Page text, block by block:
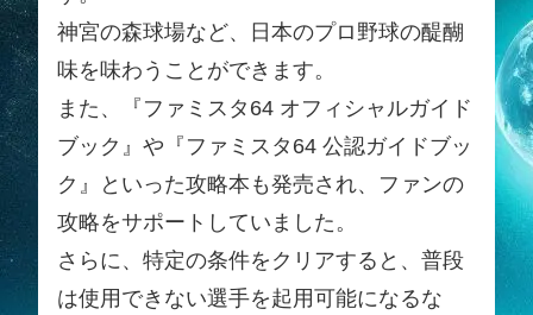
神宮の森球場など、日本のプロ野球の醍醐
味を味わうことができます。
また、『ファミスタ64 オフィシャルガイド
ブック』や『ファミスタ64 公認ガイドブッ
ク』といった攻略本も発売され、ファンの
攻略をサポートしていました。
さらに、特定の条件をクリアすると、普段
は使用できない選手を起用可能になるな